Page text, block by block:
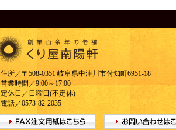
住所／〒508-0351 岐阜県中津川市付知町6951-18
営業時間／9:00～17:00
定休日／日曜日(不定休)
電話／0573-82-2035